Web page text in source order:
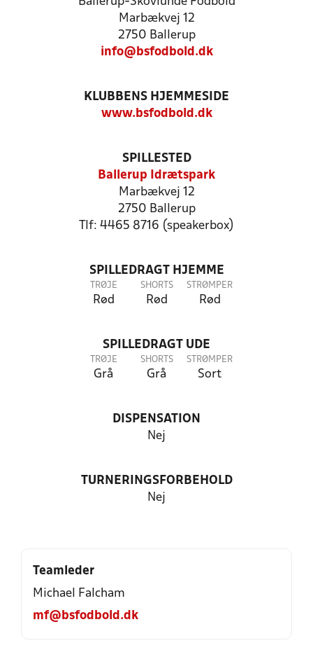
Marbækvej 12
2750 Ballerup
info@bsfodbold.dk
KLUBBENS HJEMMESIDE
www.bsfodbold.dk
SPILLESTED
Ballerup Idrætspark
Marbækvej 12
2750 Ballerup
Tlf: 4465 8716 (speakerbox)
SPILLEDRAGT HJEMME
TRØJE
Rød
SHORTS
Rød
STRØMPER
Rød
SPILLEDRAGT UDE
TRØJE
Grå
SHORTS
Grå
STRØMPER
Sort
DISPENSATION
Nej
TURNERINGSFORBEHOLD
Nej
Teamleder
Michael Falcham
mf@bsfodbold.dk